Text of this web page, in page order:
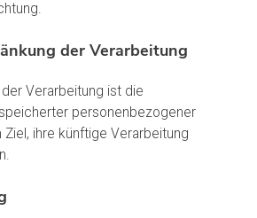
der Verarbeitung
der Verarbeitung ist die
personenbezogener
ihre künftige Verarbeitung